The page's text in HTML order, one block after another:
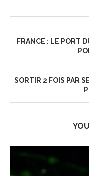
FRANCE : LE PORT
SORTIR 2 FOIS PAR